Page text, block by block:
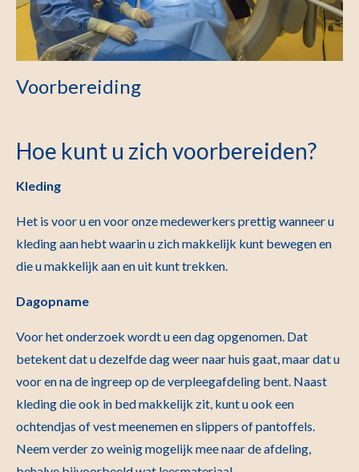
Voorbereiding
Hoe kunt u zich voorbereiden?
Kleding
Het is voor u en voor onze medewerkers prettig wanneer u
kleding aan hebt waarin u zich makkelijk kunt bewegen en
die u makkelijk aan en uit kunt trekken.
Dagopname
Voor het onderzoek wordt u een dag opgenomen. Dat
betekent dat u dezelfde dag weer naar huis gaat, maar dat u
voor en na de ingreep op de verpleegafdeling bent. Naast
kleding die ook in bed makkelijk zit, kunt u ook een
ochtendjas of vest meenemen en slippers of pantoffels.
Neem verder zo weinig mogelijk mee naar de afdeling,